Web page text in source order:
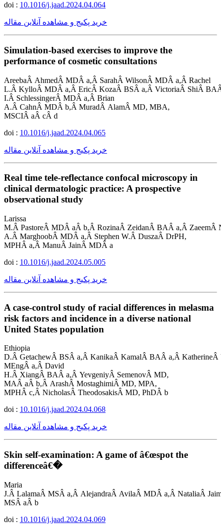
doi : 10.1016/j.jaad.2024.04.064
خرید پکیج و مشاهده آنلاین مقاله
Simulation-based exercises to improve the
performance of cosmetic consultations
AreebaÂ AhmedÂ MDÂ a,Â SarahÂ WilsonÂ MDÂ a,Â Rachel
L.Â KylloÂ MDÂ a,Â EricÂ KozaÂ BSÂ a,Â VictoriaÂ ShiÂ
I.Â SchlessingerÂ MDÂ a,Â Brian
A.Â CahnÂ MDÂ b,Â MuradÂ AlamÂ MD, MBA,
MSCIÂ aÂ cÂ d
doi : 10.1016/j.jaad.2024.04.065
خرید پکیج و مشاهده آنلاین مقاله
Real time tele-reflectance confocal microscopy in
clinical dermatologic practice: A prospective
observational study
Larissa
M.Â PastoreÂ MDÂ aÂ b,Â RozinaÂ ZeidanÂ BAÂ a,Â
A.Â MarghoobÂ MDÂ a,Â Stephen W.Â DuszaÂ DrPH,
MPHÂ a,Â ManuÂ JainÂ MDÂ a
doi : 10.1016/j.jaad.2024.05.005
خرید پکیج و مشاهده آنلاین مقاله
A case-control study of racial differences in melasma
risk factors and incidence in a diverse national
United States population
Ethiopia
D.Â GetachewÂ BSÂ a,Â KanikaÂ KamalÂ BAÂ a,Â KatherineÂ
MEngÂ a,Â David
H.Â XiangÂ BAÂ a,Â YevgeniyÂ SemenovÂ MD,
MAÂ aÂ b,Â ArashÂ MostaghimiÂ MD, MPA,
MPHÂ c,Â NicholasÂ TheodosakisÂ MD, PhDÂ b
doi : 10.1016/j.jaad.2024.04.068
خرید پکیج و مشاهده آنلاین مقاله
Skin self-examination: A game of â€œspot the
differenceâ€�
Maria
J.Â LalamaÂ MSÂ a,Â AlejandraÂ AvilaÂ MDÂ a,Â NataliaÂ
MSÂ aÂ b
doi : 10.1016/j.jaad.2024.04.069